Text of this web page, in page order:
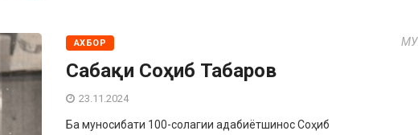
АХБОР
Сабақи Соҳиб Табаров
23.11.2024
Ба муносибати 100-солагии адабиётшинос Соҳиб